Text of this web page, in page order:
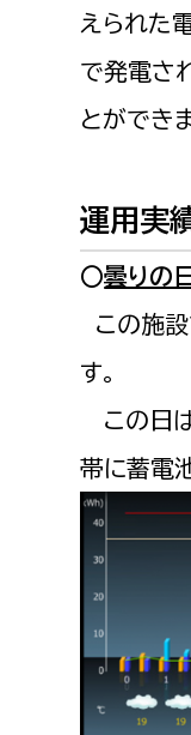
えられた
で発電さ
とができ
運用実
○曇りの
この施
す。
この日は
帯に蓄電